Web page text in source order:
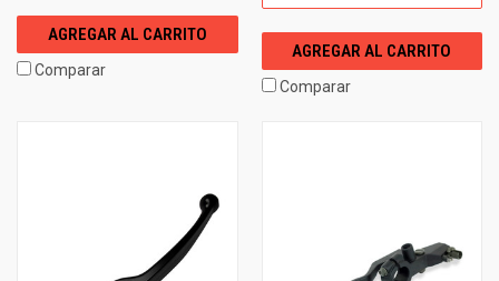
AGREGAR AL CARRITO
Comparar
AGREGAR AL CARRITO
Comparar